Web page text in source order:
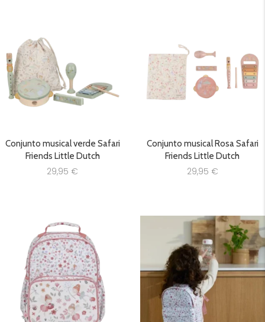
Conjunto musical verde Safari
Friends Little Dutch
29,95 €
Conjunto musical Rosa Safari
Friends Little Dutch
29,95 €